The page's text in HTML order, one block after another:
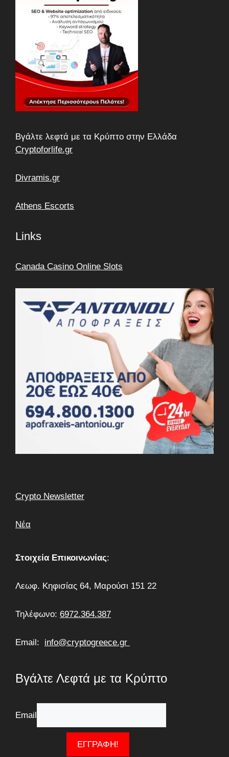
Βγάλτε λεφτά με τα Κρύπτο στην Ελλάδα
Cryptoforlife.gr
Divramis.gr
Athens Escorts
Links
Canada Casino Online Slots
Crypto Newsletter
Νέα
Στοιχεία Επικοινωνίας:
Λεωφ. Κηφισίας 64, Μαρούσι 151 22
Τηλέφωνο: 6972.364.387
Email: info@cryptogreece.gr
Βγάλτε Λεφτά με τα Κρύπτο
Email